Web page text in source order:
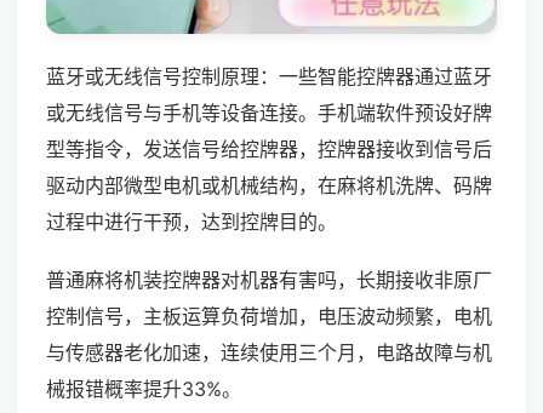
蓝牙或无线信号控制原理：一些智能控牌器通过蓝牙
或无线信号与手机等设备连接。手机端软件预设好牌
型等指令，发送信号给控牌器，控牌器接收到信号后
驱动内部微型电机或机械结构，在麻将机洗牌、码牌
过程中进行干预，达到控牌目的。
普通麻将机装控牌器对机器有害吗，长期接收非原厂
控制信号，主板运算负荷增加，电压波动频繁，电机
与传感器老化加速，连续使用三个月，电路故障与机
械报错概率提升33%。